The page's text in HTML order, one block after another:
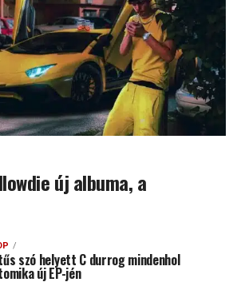
új albuma, a
szó helyett C durrog mindenhol
új EP-jén